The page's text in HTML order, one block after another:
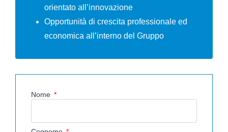
orientato all’innovazione
Opportunità di crescita professionale ed
economica all’interno del Gruppo
Nome